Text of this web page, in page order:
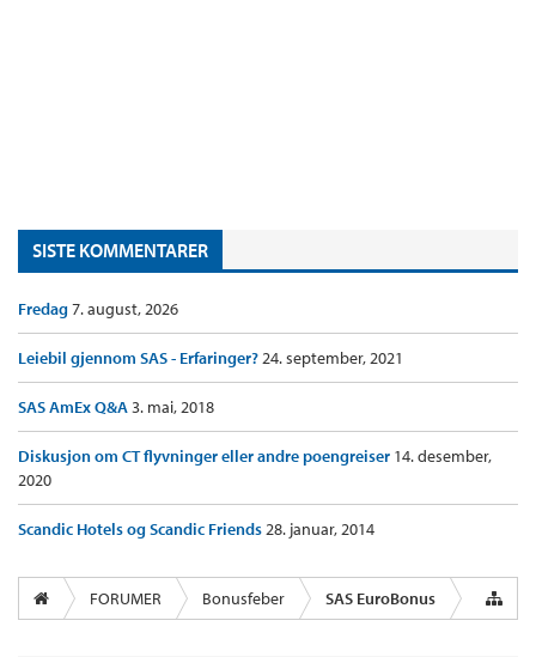
SISTE KOMMENTARER
Fredag7. august, 2026
Leiebil gjennom SAS - Erfaringer?24. september, 2021
SAS AmEx Q&A3. mai, 2018
Diskusjon om CT flyvninger eller andre poengreiser 14. desember,
2020
Scandic Hotels og Scandic Friends28. januar, 2014
FORUMER Bonusfeber SAS EuroBonus